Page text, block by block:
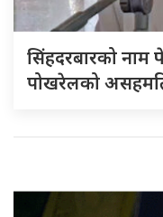
सिंहदरबारको नाम
पोखरेलको